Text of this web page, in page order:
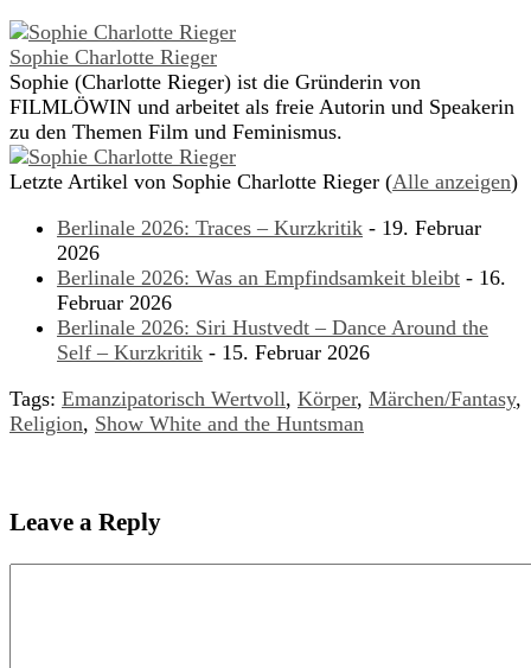
Sophie Charlotte Rieger
Sophie (Charlotte Rieger) ist die Gründerin von
FILMLÖWIN und arbeitet als freie Autorin und Speakerin
zu den Themen Film und Feminismus.
Letzte Artikel von Sophie Charlotte Rieger (Alle anzeigen)
Berlinale 2026: Traces – Kurzkritik - 19. Februar
2026
Berlinale 2026: Was an Empfindsamkeit bleibt - 16.
Februar 2026
Berlinale 2026: Siri Hustvedt – Dance Around the
Self – Kurzkritik - 15. Februar 2026
Tags: Emanzipatorisch Wertvoll, Körper, Märchen/Fantasy,
Religion, Show White and the Huntsman
Leave a Reply